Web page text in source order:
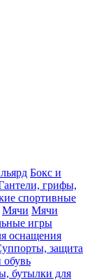
Бокс и
грифы,
спортивные
Мячи Мячи
игры
оснащения
защита
бутылки для